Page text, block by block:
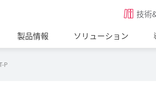
技術
製品情報
ソリューション
P